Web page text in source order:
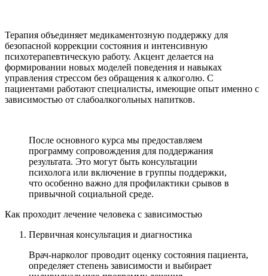
Терапия объединяет медикаментозную поддержку для
безопасной коррекции состояния и интенсивную
психотерапевтическую работу. Акцент делается на
формировании новых моделей поведения и навыках
управления стрессом без обращения к алкоголю. С
пациентами работают специалисты, имеющие опыт именно с
зависимостью от слабоалкогольных напитков.
После основного курса мы предоставляем
программу сопровождения для поддержания
результата. Это могут быть консультации
психолога или включение в группы поддержки,
что особенно важно для профилактики срывов в
привычной социальной среде.
Как проходит лечение человека с зависимостью
Первичная консультация и диагностика
Врач-нарколог проводит оценку состояния пациента,
определяет степень зависимости и выбирает